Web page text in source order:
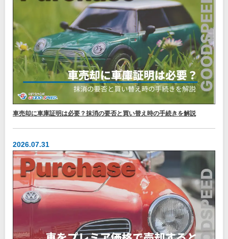
車売却に車庫証明は必要？抹消の要否と買い替え時の手続きを解説
2026.07.31